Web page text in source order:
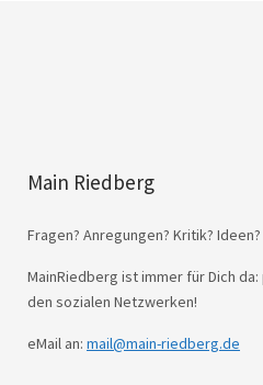
Main Riedberg
Fragen? Anregungen? Kritik? Ideen?
MainRiedberg ist immer für Dich
den sozialen Netzwerken!
eMail an: mail@main-riedberg.de